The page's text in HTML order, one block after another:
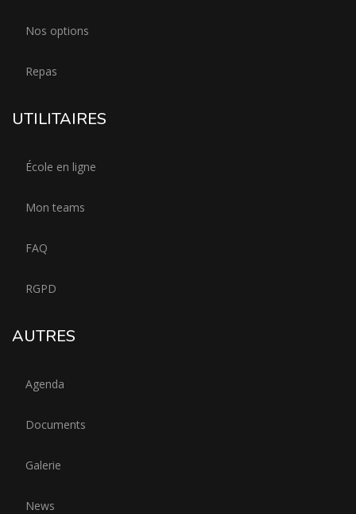
Nos options
Repas
UTILITAIRES
École en ligne
Mon teams
FAQ
RGPD
AUTRES
Agenda
Documents
Galerie
News